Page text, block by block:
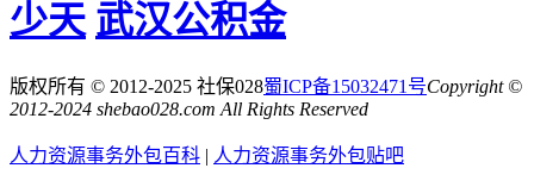
少天 武汉公积金
版权所有 © 2012-2025 社保028蜀ICP备15032471号Copyright ©
2012-2024 shebao028.com All Rights Reserved
人力资源事务外包百科 | 人力资源事务外包贴吧